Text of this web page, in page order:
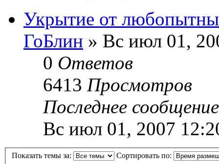
Укрытие от
ГоБлин » Вс июл 01,
0 Ответов
6413 Просмотров
Последнее
Вс июл 01, 2007
Показать темы за: Сортировать по: